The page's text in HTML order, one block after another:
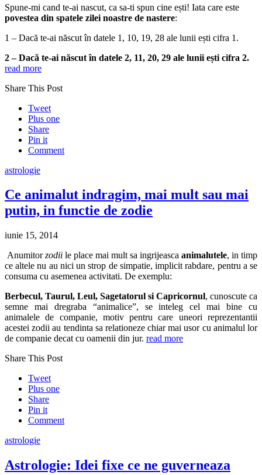
Spune-mi cand te-ai nascut, ca sa-ti spun cine ești! Iata care este
povestea din spatele zilei noastre de nastere:
1 – Dacă te-ai născut în datele 1, 10, 19, 28 ale lunii ești cifra 1.
2 – Dacă te-ai născut în datele 2, 11, 20, 29 ale lunii ești cifra 2.
read more
Share This Post
Tweet
Plus one
Share
Pin it
Comment
astrologie
Ce animalut indragim, mai mult sau mai
putin, in functie de zodie
iunie 15, 2014
Anumitorzodii le place mai mult sa ingrijeasca animalutele, in timp
ce altele nu au nici un strop de simpatie, implicit rabdare, pentru a se
consuma cu asemenea activitati. De exemplu:
Berbecul, Taurul, Leul, Sagetatorul si Capricornul, cunoscute ca
semne mai dregraba “animalice”, se inteleg cel mai bine cu
animalele de companie, motiv pentru care uneori reprezentantii
acestei zodii au tendinta sa relationeze chiar mai usor cu animalul lor
de companie decat cu oamenii din jur. read more
Share This Post
Tweet
Plus one
Share
Pin it
Comment
astrologie
Astrologie: Idei fixe ce ne guverneaza